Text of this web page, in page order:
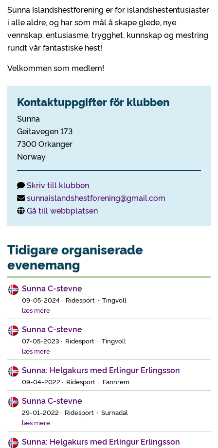
Sunna Islandshestforening er for islandshestentusiaster
i alle aldre, og har som mål å skape glede, nye
vennskap, entusiasme, trygghet, kunnskap og mestring
rundt vår fantastiske hest!
Velkommen som medlem!
Kontaktuppgifter för klubben
Sunna
Geitavegen 173
7300 Orkanger
Norway
Skriv till klubben
sunnaislandshestforening@gmail.com
Gå till webbplatsen
Tidigare organiserade
evenemang
Sunna C-stevne
09-05-2024 · Ridesport · Tingvoll
læs mere
Sunna C-stevne
07-05-2023 · Ridesport · Tingvoll
læs mere
Sunna: Helgakurs med Erlingur Erlingsson
09-04-2022 · Ridesport · Fannrem
Sunna C-stevne
29-01-2022 · Ridesport · Surnadal
læs mere
Sunna: Helgakurs med Erlingur Erlingsson